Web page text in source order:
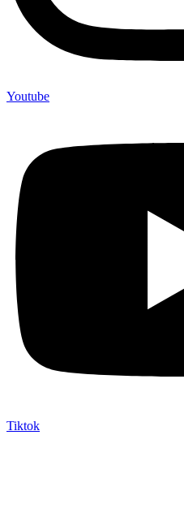
Youtube
Tiktok